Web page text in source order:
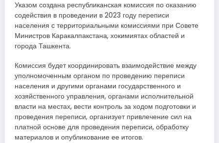
Указом создана республиканская комиссия по оказанию
содействия в проведении в 2023 году переписи
населения с территориальными комиссиями при Совете
Министров Каракалпакстана, хокимиятах областей и
города Ташкента.
Комиссия будет координировать взаимодействие между
уполномоченным органом по проведению переписи
населения и другими органами государственного и
хозяйственного управления, органами исполнительной
власти на местах, вести контроль за ходом подготовки и
проведения переписи, организует привлечение сил на
платной основе для проведения переписи, обработку
материалов и опубликование ее итогов.